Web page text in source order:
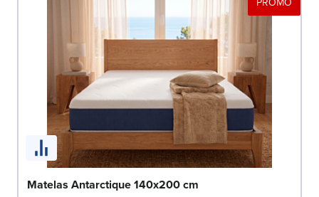
Matelas Antarctique 140x200 cm